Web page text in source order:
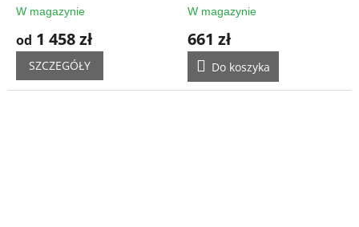
W magazynie
od 1 458 zł
SZCZEGÓŁY
W magazynie
661 zł
Do koszyka